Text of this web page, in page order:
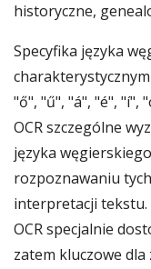
historyczne,
Specyfika języka
"ő", "ű", "á", "é", "í",
OCR szczególne
języka
rozpoznawaniu
interpretacji
OCR specjalnie
zatem kluczowe